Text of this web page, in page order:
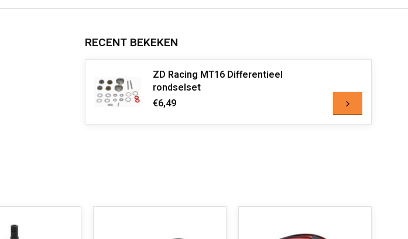
RECENT BEKEKEN
ZD Racing MT16 Differentieel
rondselset
€6,49